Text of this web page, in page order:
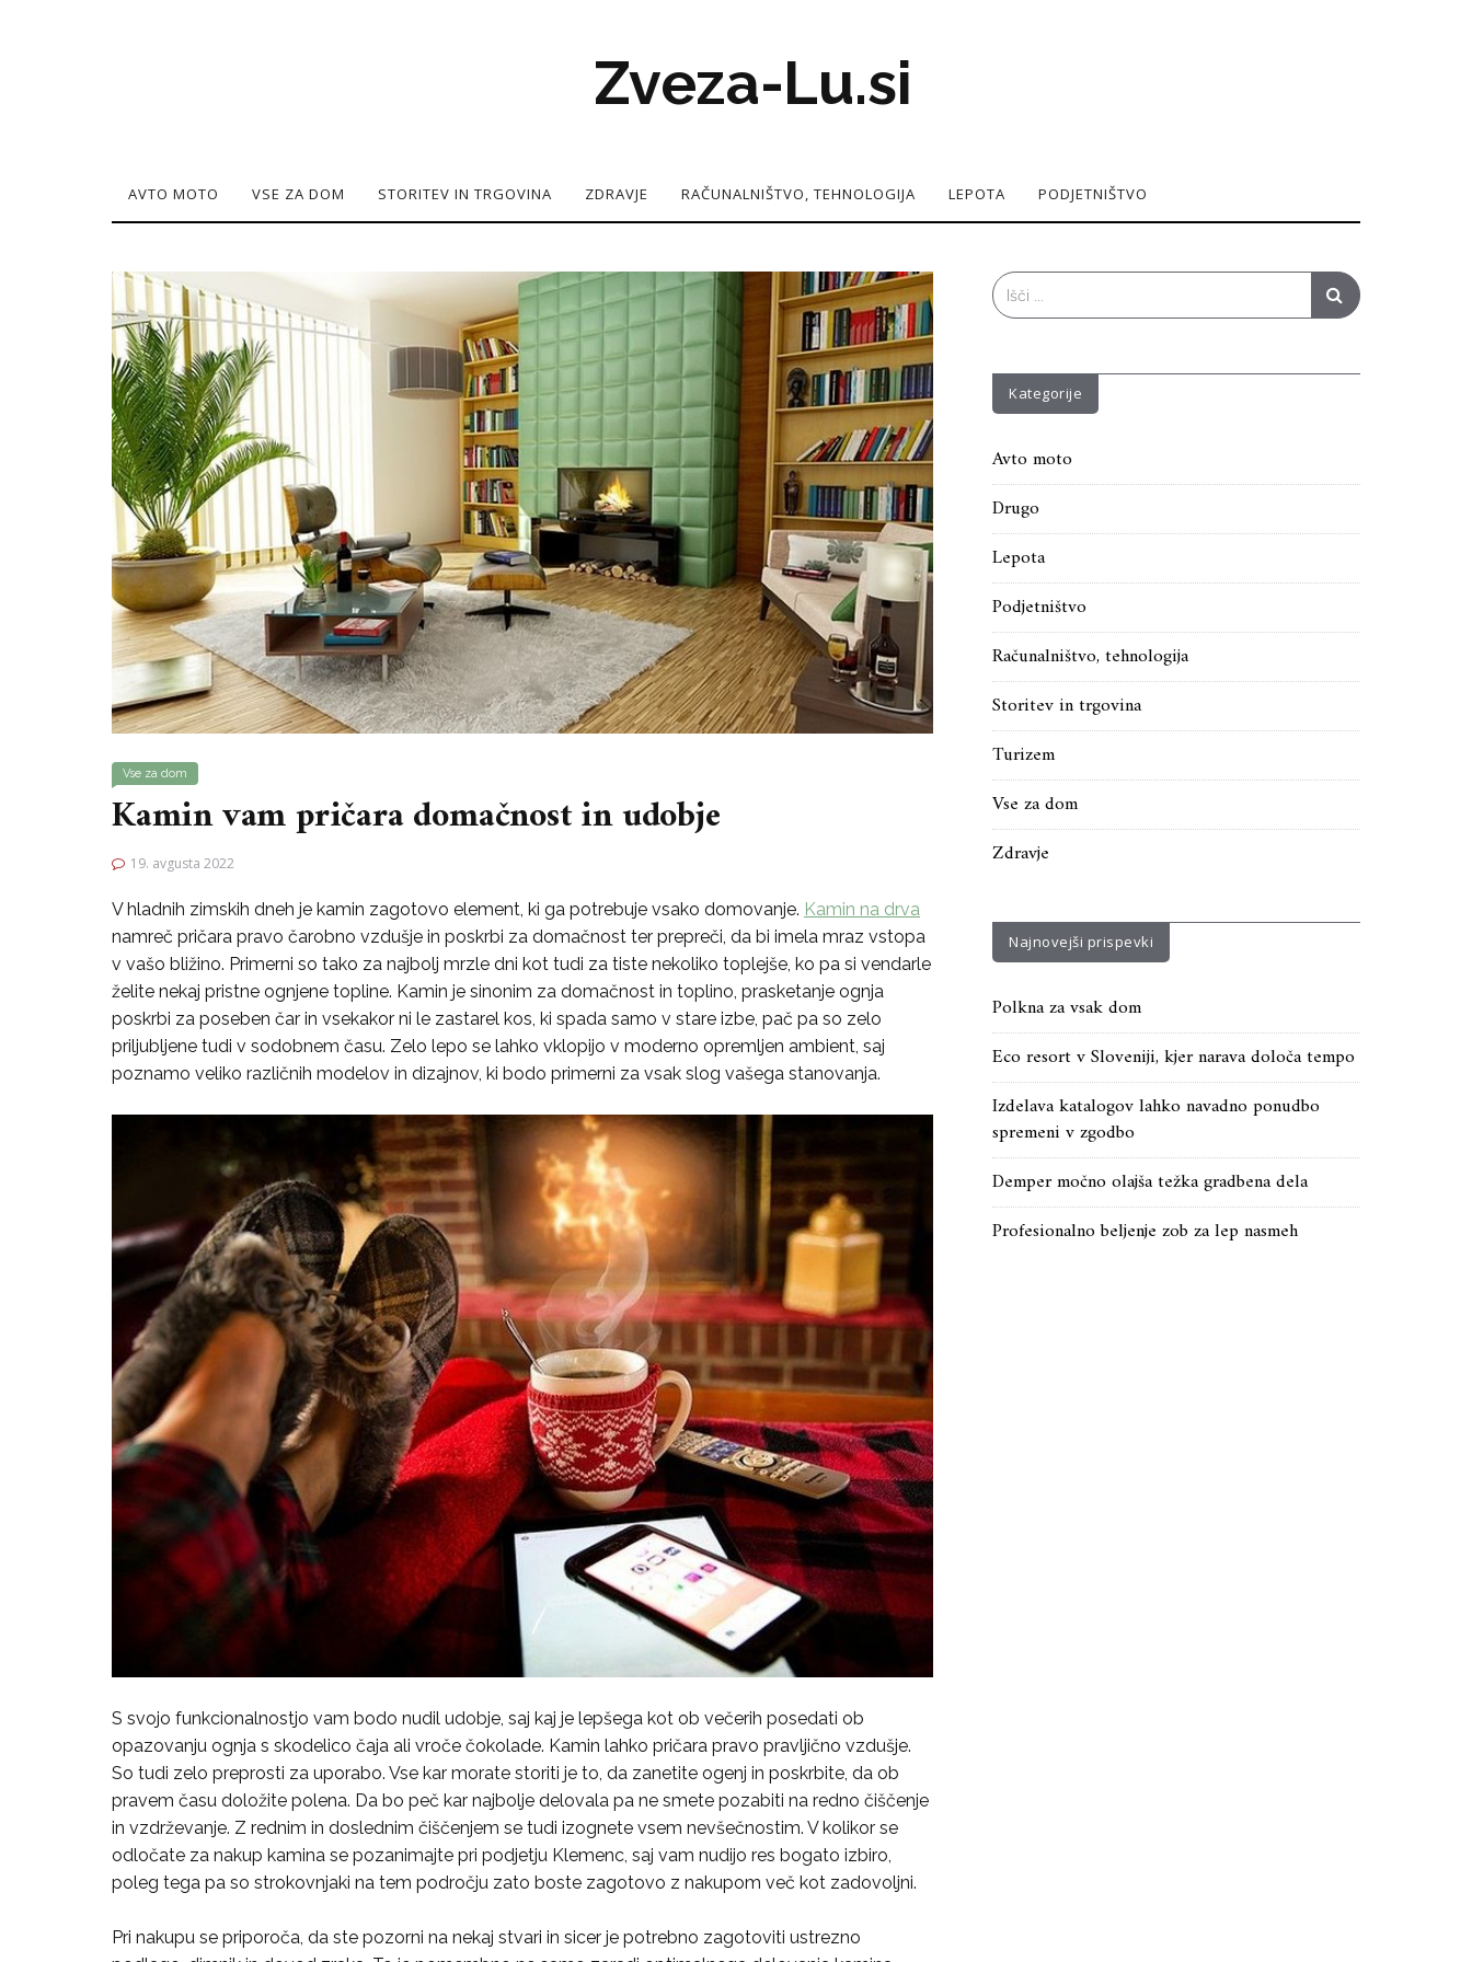
Zveza-Lu.si
AVTO MOTO VSE ZA DOM STORITEV IN TRGOVINA ZDRAVJE RAČUNALNIŠTVO, TEHNOLOGIJA LEPOTA PODJETNIŠTVO
Vse za dom
Kamin vam pričara domačnost in udobje
19. avgusta 2022
V hladnih zimskih dneh je kamin zagotovo element, ki ga potrebuje vsako domovanje. Kamin na drva
namreč pričara pravo čarobno vzdušje in poskrbi za domačnost ter prepreči, da bi imela mraz vstopa
v vašo bližino. Primerni so tako za najbolj mrzle dni kot tudi za tiste nekoliko toplejše, ko pa si vendarle
želite nekaj pristne ognjene topline. Kamin je sinonim za domačnost in toplino, prasketanje ognja
poskrbi za poseben čar in vsekakor ni le zastarel kos, ki spada samo v stare izbe, pač pa so zelo
priljubljene tudi v sodobnem času. Zelo lepo se lahko vklopijo v moderno opremljen ambient, saj
poznamo veliko različnih modelov in dizajnov, ki bodo primerni za vsak slog vašega stanovanja.
S svojo funkcionalnostjo vam bodo nudil udobje, saj kaj je lepšega kot ob večerih posedati ob
opazovanju ognja s skodelico čaja ali vroče čokolade. Kamin lahko pričara pravo pravljično vzdušje.
So tudi zelo preprosti za uporabo. Vse kar morate storiti je to, da zanetite ogenj in poskrbite, da ob
pravem času doložite polena. Da bo peč kar najbolje delovala pa ne smete pozabiti na redno čiščenje
in vzdrževanje. Z rednim in doslednim čiščenjem se tudi izognete vsem nevšečnostim. V kolikor se
odločate za nakup kamina se pozanimajte pri podjetju Klemenc, saj vam nudijo res bogato izbiro,
poleg tega pa so strokovnjaki na tem področju zato boste zagotovo z nakupom več kot zadovoljni.
Pri nakupu se priporoča, da ste pozorni na nekaj stvari in sicer je potrebno zagotoviti ustrezno
Search
for:
Kategorije
Avto moto
Drugo
Lepota
Podjetništvo
Računalništvo, tehnologija
Storitev in trgovina
Turizem
Vse za dom
Zdravje
Najnovejši prispevki
Polkna za vsak dom
Eco resort v Sloveniji, kjer narava določa tempo
Izdelava katalogov lahko navadno ponudbo
spremeni v zgodbo
Demper močno olajša težka gradbena dela
Profesionalno beljenje zob za lep nasmeh